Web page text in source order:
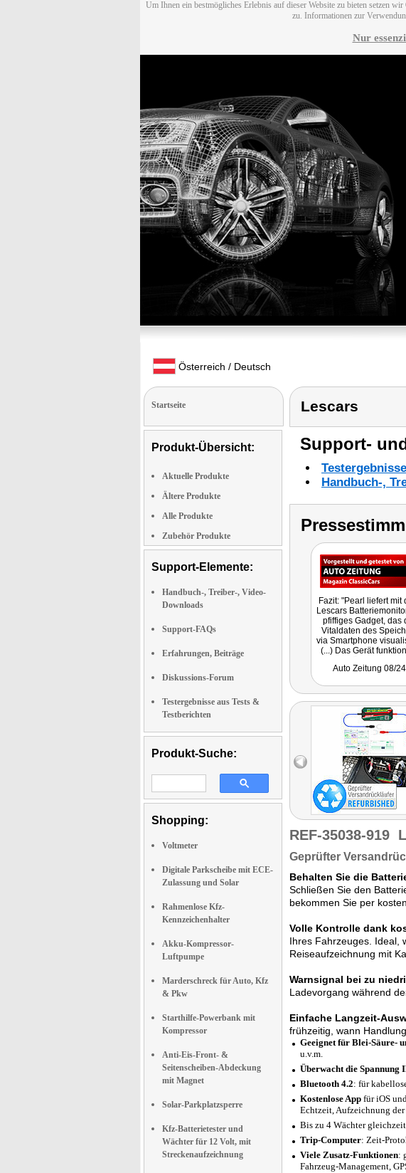
Um Ihnen ein bestmögliches Erlebnis auf dieser Website zu bieten setzen
zu. Informationen zur
Nur
Österreich / Deutsch
Startseite
Produkt-Übersicht:
Aktuelle Produkte
Ältere Produkte
Alle Produkte
Zubehör Produkte
Support-Elemente:
Handbuch-, Treiber-, Video-
Downloads
Support-FAQs
Erfahrungen, Beiträge
Diskussions-Forum
Testergebnisse aus Tests &
Testberichten
Produkt-Suche:
Shopping:
Voltmeter
Digitale Parkscheibe mit ECE-
Zulassung und Solar
Rahmenlose Kfz-
Kennzeichenhalter
Akku-Kompressor-
Luftpumpe
Marderschreck für Auto, Kfz
& Pkw
Starthilfe-Powerbank mit
Kompressor
Anti-Eis-Front- &
Seitenscheiben-Abdeckung
mit Magnet
Solar-Parkplatzsperre
Kfz-Batterietester und
Wächter für 12 Volt, mit
Streckenaufzeichnung
Lescars
Support-
Handbuch-,
Fazit: "Pearl liefert mit
Lescars
pfiffiges Gadget, das
Vitaldaten des
via Smartphone
(...) Das Gerät
-Batterien mit 6. 12 und
Auto Zeitung 08/24
REF-35038-919
Geprüfter
Behalten Sie die
Schließen Sie den
bekommen Sie per
Volle Kontrolle dank
Ihres Fahrzeuges. Ideal,
Reiseaufzeichnung mit
Warnsignal bei zu
Ladevorgang während
Einfache Langzeit-
frühzeitig, wann
Geeignet für Blei-Säure-
u.v.m.
Überwacht die
Bluetooth 4.2: für
Kostenlose App für iOS
Echtzeit, Aufzeichnung
Bis zu 4 Wächter
Trip-Computer: Zeit-
Viele Zusatz-Funktionen:
Fahrzeug-Management,